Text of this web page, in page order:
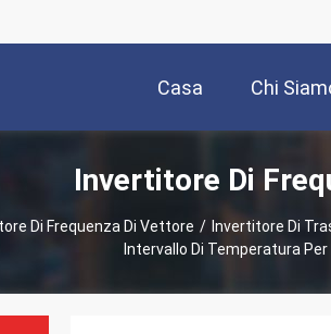
Casa Chi
Invertitore Di
Di Frequenza Di Vettore / Invertitore Di
Intervallo Di Temperatura